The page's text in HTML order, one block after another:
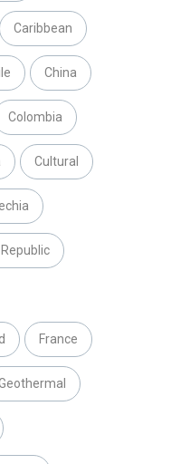
Caribbean
China
Colombia
Cultural
France